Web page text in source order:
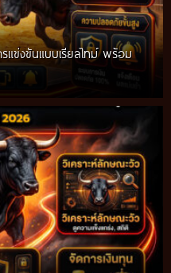
แข่งขันแบบเรียลไทม์ พร้อม